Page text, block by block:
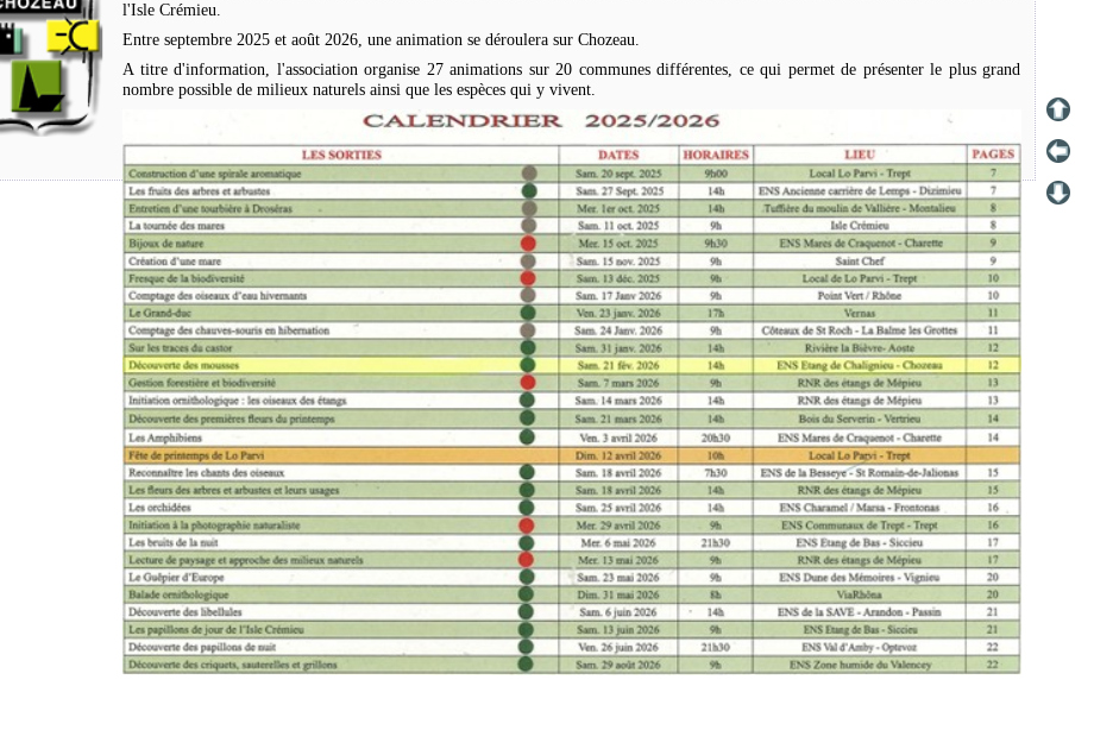
l'Isle Crémieu.
Entre septembre 2025 et août 2026, une animation se déroulera sur Chozeau.
A titre d'information, l'association organise 27 animations sur 20 communes différentes, ce qui permet de présenter le plus grand
nombre possible de milieux naturels ainsi que les espèces qui y vivent.